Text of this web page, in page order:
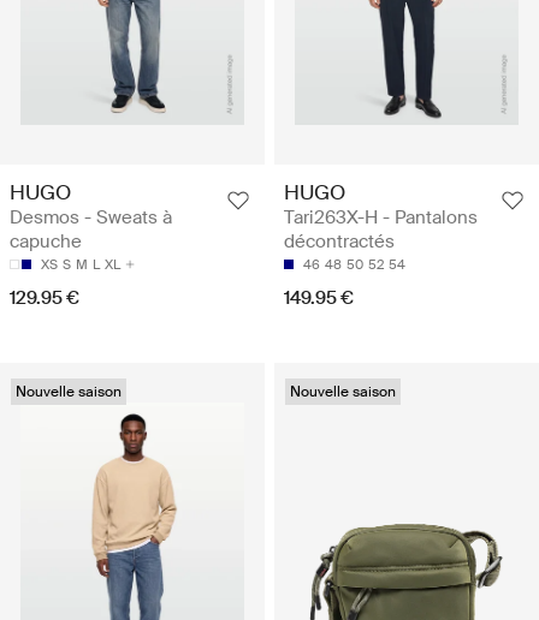
HUGO
Desmos - Sweats à
capuche
XS S M L XL
129.95 €
HUGO
Tari263X-H - Pantalons
décontractés
46 48 50 52 54
149.95 €
Nouvelle saison Nouvelle saison